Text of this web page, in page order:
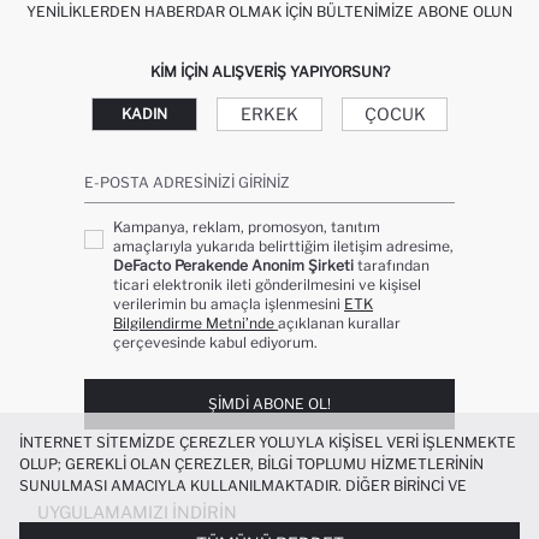
YENILIKLERDEN HABERDAR OLMAK İÇIN BÜLTENIMIZE ABONE OLUN
KIM IÇIN ALIŞVERIŞ YAPIYORSUN?
KADIN ERKEK ÇOCUK
E-POSTA ADRESINIZI GIRINIZ
Kampanya, reklam, promosyon, tanıtım
amaçlarıyla yukarıda belirttiğim iletişim adresime,
DeFacto Perakende Anonim Şirketi tarafından
ticari elektronik ileti gönderilmesini ve kişisel
verilerimin bu amaçla işlenmesini ETK
Bilgilendirme Metni’nde açıklanan kurallar
çerçevesinde kabul ediyorum.
ŞIMDI ABONE OL!
UYGULAMAMIZI İNDIRIN
İNTERNET SITEMIZDE ÇEREZLER YOLUYLA KIŞISEL VERI IŞLENMEKTE
OLUP; GEREKLI OLAN ÇEREZLER, BILGI TOPLUMU HIZMETLERININ
SUNULMASI AMACIYLA KULLANILMAKTADIR. DIĞER BIRINCI VE
ÜÇÜNCÜ TARAF ÇEREZLER ISE SIZE DAHA IYI BIR ALIŞVERIŞ
DENEYIMI SUNULABILMESI, SITEMIZIN DAHA IŞLEVSEL KILINMASI VE